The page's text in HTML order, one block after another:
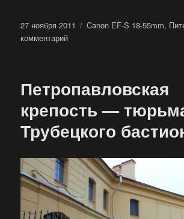
Опубликовано
27 ноября 2011 Метки
Canon EF-S 18-55mm,
комментарийк
Крови
Петропавловская
крепость —
Трубецкого